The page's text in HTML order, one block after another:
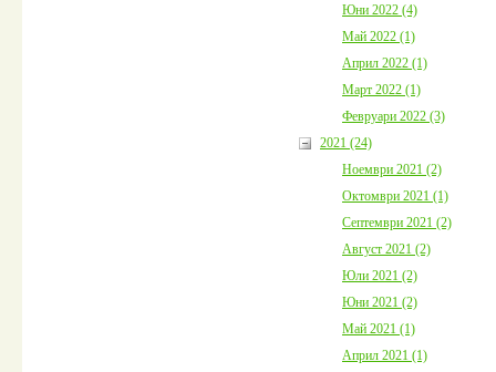
Юни 2022 (4)
Май 2022 (1)
Април 2022 (1)
Март 2022 (1)
Февруари 2022 (3)
2021 (24)
Ноември 2021 (2)
Октомври 2021 (1)
Септември 2021 (2)
Август 2021 (2)
Юли 2021 (2)
Юни 2021 (2)
Май 2021 (1)
Април 2021 (1)